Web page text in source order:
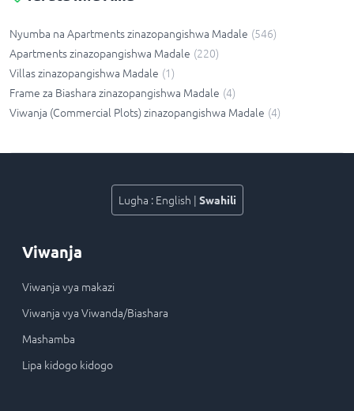
Nyumba na Apartments zinazopangishwa Madale (546)
Apartments zinazopangishwa Madale (220)
Villas zinazopangishwa Madale (1)
Frame za Biashara zinazopangishwa Madale (4)
Viwanja (Commercial Plots) zinazopangishwa Madale (4)
Lugha : English | Swahili
Viwanja
Viwanja vya makazi
Viwanja vya Viwanda/Biashara
Mashamba
Lipa kidogo kidogo